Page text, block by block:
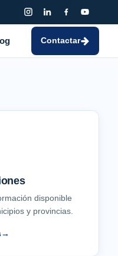
Contactar
disponible
y provincias.
→